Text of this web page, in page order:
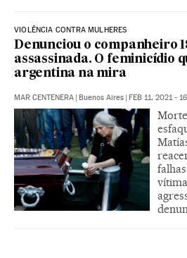
VIOLÊNCIA CONTRA MULHERES
Denunciou o companheiro
assassinada. O feminicídio
argentina na mira
MAR CENTENERA Buenos Aires FEB 11, 2021 -